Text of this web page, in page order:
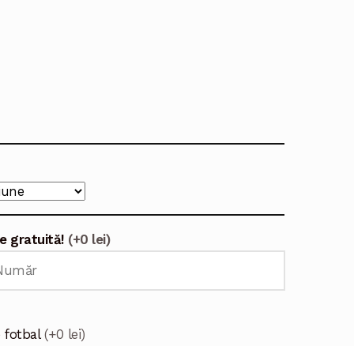
gratuită! (+0 lei)
fotbal(+0 lei)